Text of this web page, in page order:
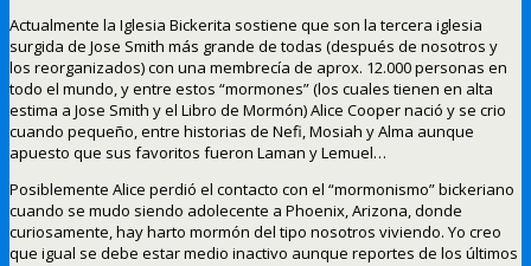
Actualmente la Iglesia Bickerita sostiene que son la tercera iglesia
surgida de Jose Smith más grande de todas (después de nosotros y
los reorganizados) con una membrecía de aprox. 12.000 personas en
todo el mundo, y entre estos “mormones” (los cuales tienen en alta
estima a Jose Smith y el Libro de Mormón) Alice Cooper nació y se crio
cuando pequeño, entre historias de Nefi, Mosiah y Alma aunque
apuesto que sus favoritos fueron Laman y Lemuel…
Posiblemente Alice perdió el contacto con el “mormonismo” bickeriano
cuando se mudo siendo adolecente a Phoenix, Arizona, donde
curiosamente, hay harto mormón del tipo nosotros viviendo. Yo creo
que igual se debe estar medio inactivo aunque reportes de los últimos